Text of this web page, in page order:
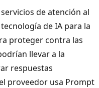
de atención al
de IA para la
proteger contra las
llevar a la
respuestas
proveedor usa Prompt